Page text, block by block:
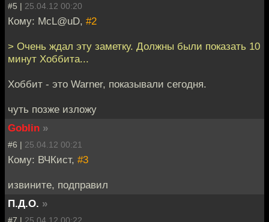
#5 | 25.04.12 00:20
Кому: McL@uD, #2
> Очень ждал эту заметку. Должны были показать 10
минут Хоббита...
Хоббит - это Warner, показывали сегодня.
чуть позже изложу
Goblin »
#6 | 25.04.12 00:21
Кому: ВЧКист, #3
извините, подправил
П.Д.О. »